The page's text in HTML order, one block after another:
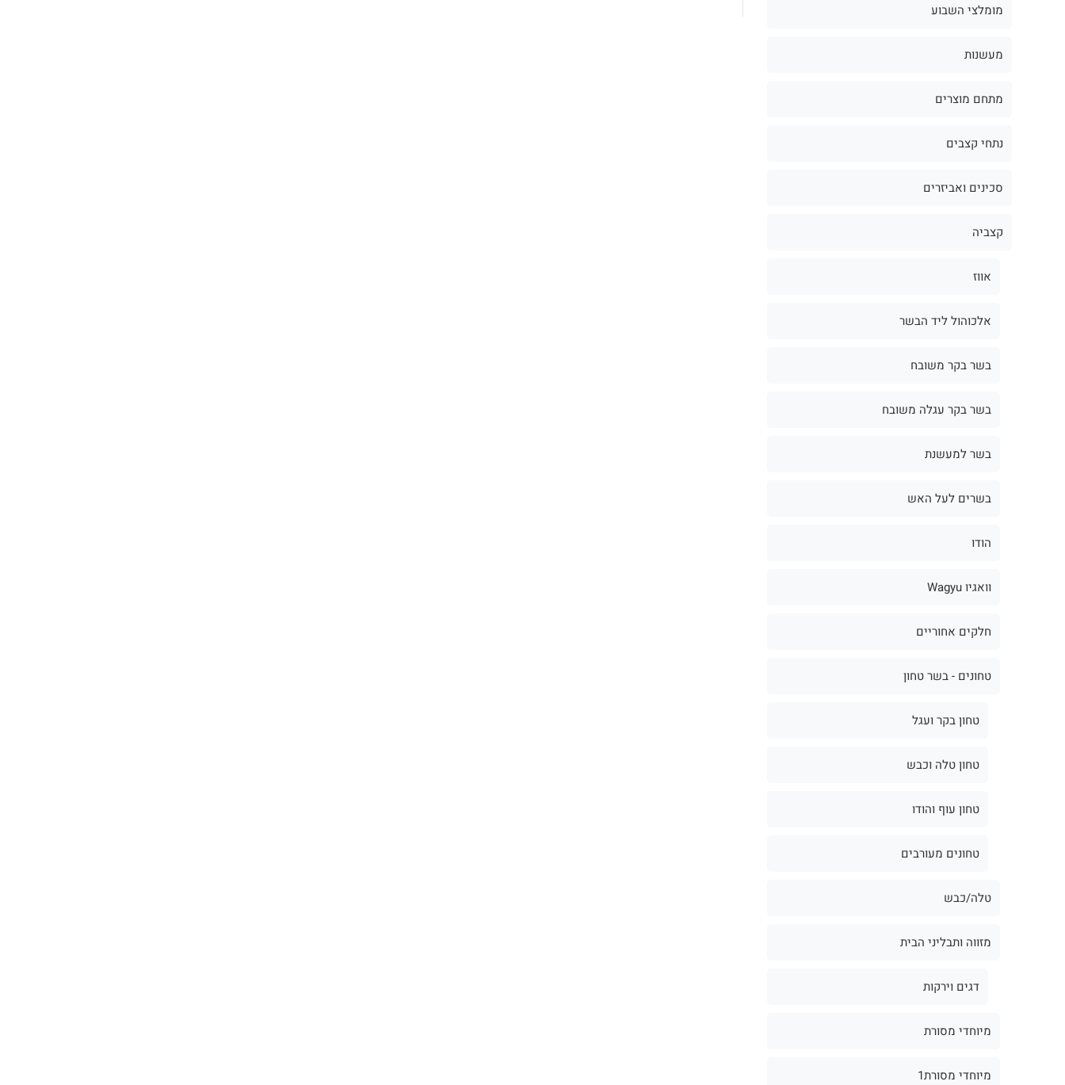
מומלצי השבוע
מעשנות
מתחם מוצרים
נתחי קצבים
סכינים ואביזרים
קצביה
אווז
אלכוהול ליד הבשר
בשר בקר משובח
בשר בקר עגלה משובח
בשר למעשנת
בשרים לעל האש
הודו
וואגיו Wagyu
חלקים אחוריים
טחונים - בשר טחון
טחון בקר ועגל
טחון טלה וכבש
טחון עוף והודו
טחונים מעורבים
טלה/כבש
מזווה ותבליני הבית
דגים וירקות
מיוחדי מסורת
מיוחדי מסורת1